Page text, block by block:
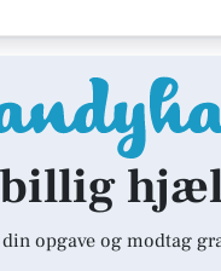
opgave og modtag